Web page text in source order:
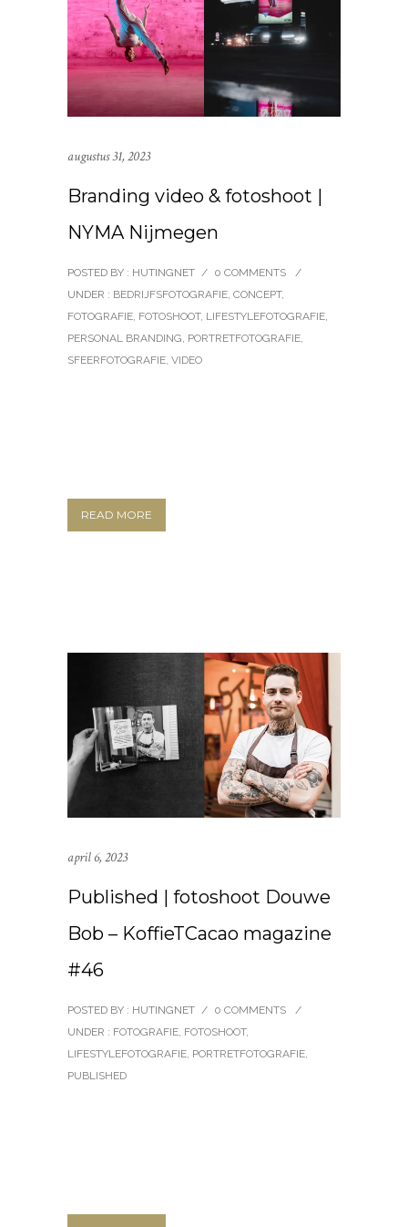
augustus 31, 2023
Branding video & fotoshoot |
NYMA Nijmegen
POSTED BY : HUTINGNET / 0 COMMENTS
/
UNDER : BEDRIJFSFOTOGRAFIE CONCEPT,
FOTOGRAFIE FOTOSHOOT, LIFESTYLEFOTOGRAFIE
PERSONAL BRANDING PORTRETFOTOGRAFIE
SFEERFOTOGRAFIE VIDEO
READ MORE
april 6, 2023
Published | fotoshoot Douwe
Bob – KoffieTCacao magazine
#46
POSTED BY : HUTINGNET / 0 COMMENTS
/
UNDER : FOTOGRAFIE FOTOSHOOT,
LIFESTYLEFOTOGRAFIE PORTRETFOTOGRAFIE
PUBLISHED